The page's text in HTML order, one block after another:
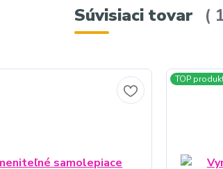
Súvisiaci tovar
TOP